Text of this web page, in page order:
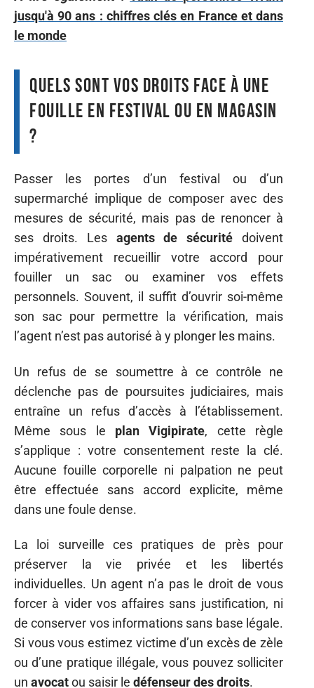
jusqu'à 90 ans : chiffres clés en France et dans
le monde
Quels sont vos droits face à une
fouille en festival ou en magasin
?
Passer les portes d’un festival ou d’un
supermarché implique de composer avec des
mesures de sécurité, mais pas de renoncer à
ses droits. Les agents de sécurité doivent
impérativement recueillir votre accord pour
fouiller un sac ou examiner vos effets
personnels. Souvent, il suffit d’ouvrir soi-même
son sac pour permettre la vérification, mais
l’agent n’est pas autorisé à y plonger les mains.
Un refus de se soumettre à ce contrôle ne
déclenche pas de poursuites judiciaires, mais
entraîne un refus d’accès à l’établissement.
Même sous le plan Vigipirate, cette règle
s’applique : votre consentement reste la clé.
Aucune fouille corporelle ni palpation ne peut
être effectuée sans accord explicite, même
dans une foule dense.
La loi surveille ces pratiques de près pour
préserver la vie privée et les libertés
individuelles. Un agent n’a pas le droit de vous
forcer à vider vos affaires sans justification, ni
de conserver vos informations sans base légale.
Si vous vous estimez victime d’un excès de zèle
ou d’une pratique illégale, vous pouvez solliciter
un avocatou saisir le défenseur des droits.